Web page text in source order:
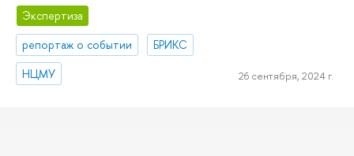
Экспертиза
репортаж о событии
БРИКС
НЦМУ
26 сентября, 2024 г.